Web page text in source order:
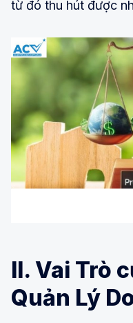
từ đó thu hút được
II. Vai Trò
Quản Lý